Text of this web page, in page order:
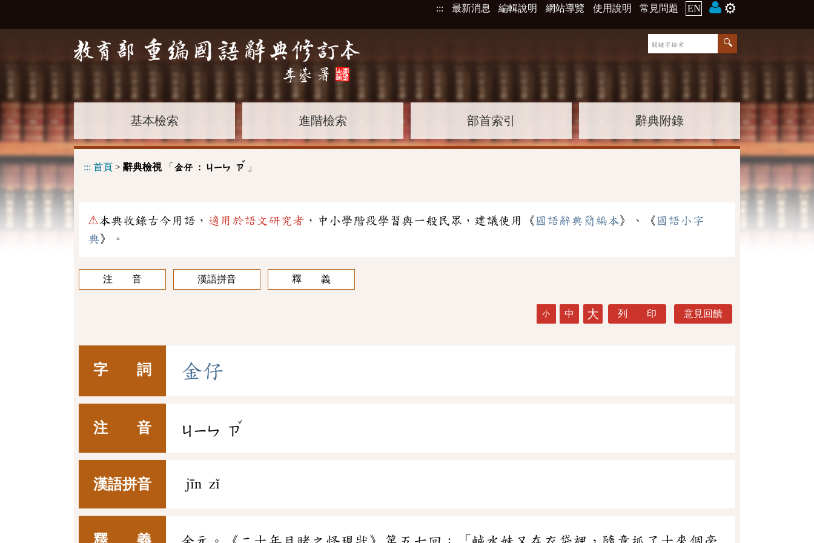
::: 最新消息 編輯說明 網站導覽 使用說明 常見問題 EN ⚙️
基本檢索 進階檢索 部首索引 辭典附錄
::: 首頁 > 辭典檢視「 金仔 : ㄐㄧㄣ ㄗ
ˇ
」
⚠本典收錄古今用語， 適用於語文研究者 ，中小學階段學習與一般民眾，建議使用《 國語辭典簡編本》、《 國語小字
典》。
注 音 漢語拼音 釋 義
小 中 大 列 印 意見回饋
字 詞 金仔
注 音 ㄐㄧㄣ ㄗ
ˇ
漢語拼音 jīn zǐ